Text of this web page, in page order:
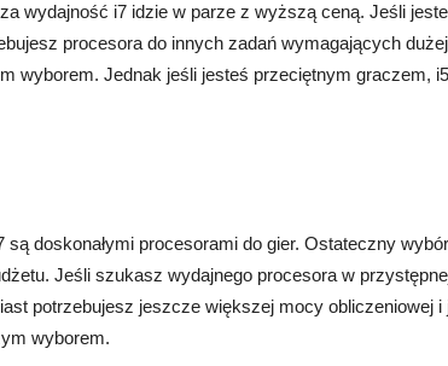
wydajność i7 idzie w parze z wyższą ceną. Jeśli
procesora do innych zadań wymagających
wyborem. Jednak jeśli jesteś przeciętnym graczem,
są doskonałymi procesorami do gier. Ostateczny
Jeśli szukasz wydajnego procesora w
potrzebujesz jeszcze większej mocy obliczeniowej i
wyborem.